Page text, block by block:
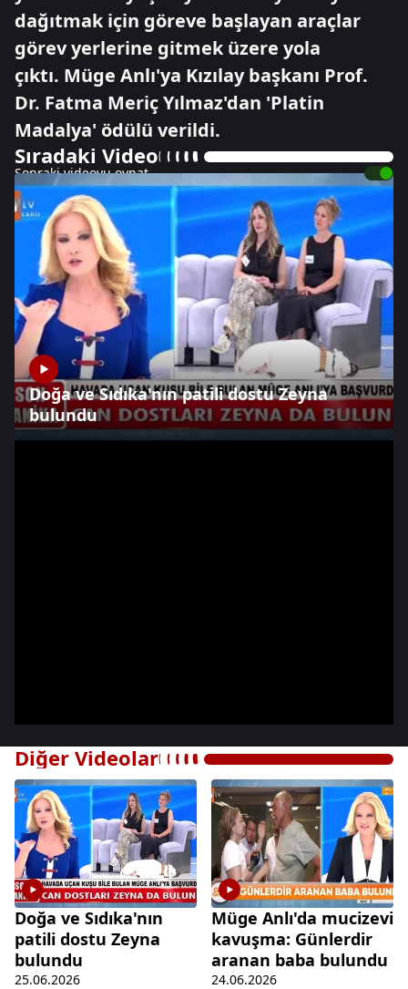
dağıtmak için göreve başlayan araçlar
görev yerlerine gitmek üzere yola
çıktı. Müge Anlı'ya Kızılay başkanı Prof.
Dr. Fatma Meriç Yılmaz'dan 'Platin
Madalya' ödülü verildi.
Sıradaki Video
Sonraki videoyu oynat
Doğa ve Sıdıka'nın patili dostu Zeyna
bulundu
Diğer Videolar
Doğa ve Sıdıka'nın
patili dostu Zeyna
bulundu
25.06.2026
Müge Anlı'da mucizevi
kavuşma: Günlerdir
aranan baba bulundu
24.06.2026